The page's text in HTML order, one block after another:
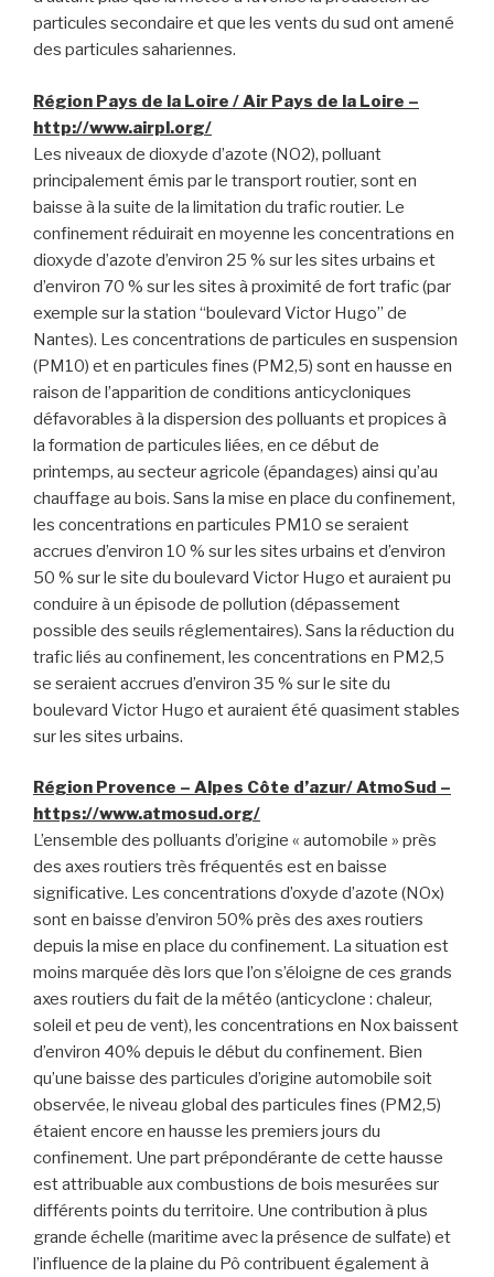
particules secondaire et que les vents du sud ont amené
des particules sahariennes.
Région Pays de la Loire / Air Pays de la Loire –
http://www.airpl.org/
Les niveaux de dioxyde d’azote (NO2), polluant
principalement émis par le transport routier, sont en
baisse à la suite de la limitation du trafic routier. Le
confinement réduirait en moyenne les concentrations en
dioxyde d’azote d’environ 25 % sur les sites urbains et
d’environ 70 % sur les sites à proximité de fort trafic (par
exemple sur la station “boulevard Victor Hugo” de
Nantes). Les concentrations de particules en suspension
(PM10) et en particules fines (PM2,5) sont en hausse en
raison de l’apparition de conditions anticycloniques
défavorables à la dispersion des polluants et propices à
la formation de particules liées, en ce début de
printemps, au secteur agricole (épandages) ainsi qu’au
chauffage au bois. Sans la mise en place du confinement,
les concentrations en particules PM10 se seraient
accrues d’environ 10 % sur les sites urbains et d’environ
50 % sur le site du boulevard Victor Hugo et auraient pu
conduire à un épisode de pollution (dépassement
possible des seuils réglementaires). Sans la réduction du
trafic liés au confinement, les concentrations en PM2,5
se seraient accrues d’environ 35 % sur le site du
boulevard Victor Hugo et auraient été quasiment stables
sur les sites urbains.
Région Provence – Alpes Côte d’azur/ AtmoSud –
https://www.atmosud.org/
L’ensemble des polluants d’origine « automobile » près
des axes routiers très fréquentés est en baisse
significative. Les concentrations d’oxyde d’azote (NOx)
sont en baisse d’environ 50% près des axes routiers
depuis la mise en place du confinement. La situation est
moins marquée dès lors que l’on s’éloigne de ces grands
axes routiers du fait de la météo (anticyclone : chaleur,
soleil et peu de vent), les concentrations en Nox baissent
d’environ 40% depuis le début du confinement. Bien
qu’une baisse des particules d’origine automobile soit
observée, le niveau global des particules fines (PM2,5)
étaient encore en hausse les premiers jours du
confinement. Une part prépondérante de cette hausse
est attribuable aux combustions de bois mesurées sur
différents points du territoire. Une contribution à plus
grande échelle (maritime avec la présence de sulfate) et
l’influence de la plaine du Pô contribuent également à